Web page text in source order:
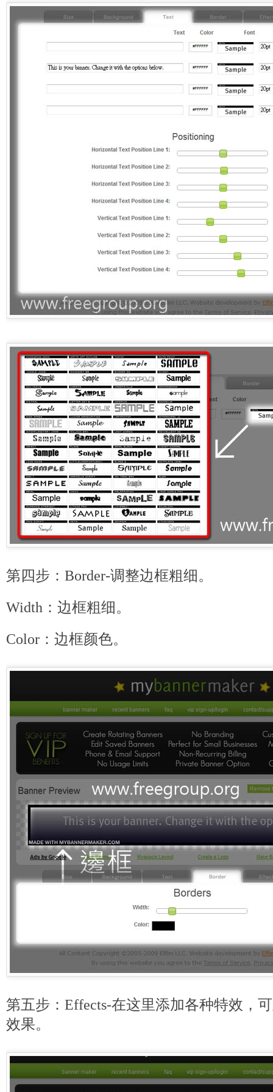
第四步：Border-调整边框粗细。
Width：边框粗细。
Color：边框颜色。
第五步：Effects-在这里添加各种特效，
效果。